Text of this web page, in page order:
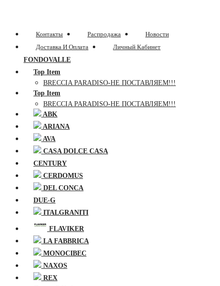
Контакты Распродажа
Новости
Доставка И Оплата
Личный Кабинет
FONDOVALLE
Top Item
BRECCIA PARADISO-НЕ ПОСТАВЛЯЕМ!!!
Top Item
BRECCIA PARADISO-НЕ ПОСТАВЛЯЕМ!!!
ABK
ARIANA
AVA
CASA DOLCE CASA
CENTURY
CERDOMUS
DEL CONCA
DUE-G
ITALGRANITI
FLAVIKER
LA FABBRICA
MONOCIBEC
NAXOS
REX